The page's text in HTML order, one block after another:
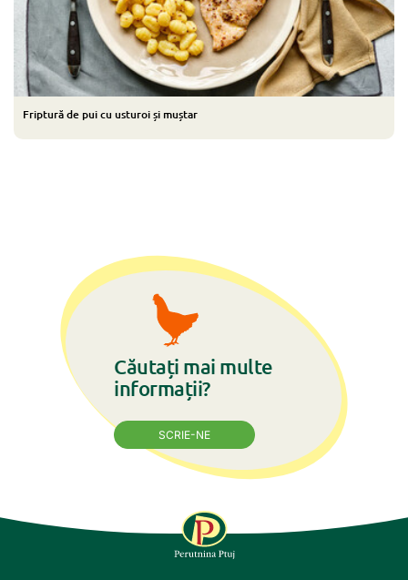
Friptură de pui cu usturoi și muștar
Căutați mai multe
informații?
SCRIE-NE